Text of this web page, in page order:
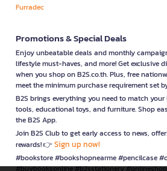
Furradec
Promotions & Special Deals
Enjoy unbeatable deals and monthly
lifestyle must-haves, and more! Get exclusive
when you shop on B2S.co.th. Plus, free
meet the minimum purchase requirement set
B2S brings everything you need to match
tools, educational toys, and furniture. Shop
the B2S App.
Join B2S Club to get early access to news,
rewards! 👉 Sign up now!
#bookstore #bookshopnearme #pencilcase
#buybooksonline #b2sstationery